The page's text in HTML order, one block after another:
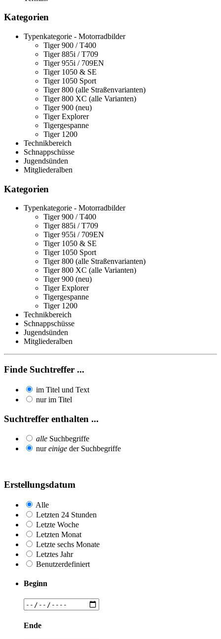
Kategorien
Typenkategorie - Motorradbilder
Tiger 900 / T400
Tiger 885i / T709
Tiger 955i / 709EN
Tiger 1050 & SE
Tiger 1050 Sport
Tiger 800 (alle Straßenvarianten)
Tiger 800 XC (alle Varianten)
Tiger 900 (neu)
Tiger Explorer
Tigergespanne
Tiger 1200
Technikbereich
Schnappschüsse
Jugendsünden
Mitgliederalben
Kategorien
Typenkategorie - Motorradbilder
Tiger 900 / T400
Tiger 885i / T709
Tiger 955i / 709EN
Tiger 1050 & SE
Tiger 1050 Sport
Tiger 800 (alle Straßenvarianten)
Tiger 800 XC (alle Varianten)
Tiger 900 (neu)
Tiger Explorer
Tigergespanne
Tiger 1200
Technikbereich
Schnappschüsse
Jugendsünden
Mitgliederalben
Finde Suchtreffer ...
im Titel und Text
nur im Titel
Suchtreffer enthalten ...
alle Suchbegriffe
nureinige der Suchbegriffe
Erstellungsdatum
Alle
Letzten 24 Stunden
Letzte Woche
Letzten Monat
Letzte sechs Monate
Letztes Jahr
Benutzerdefiniert
Beginn
Ende